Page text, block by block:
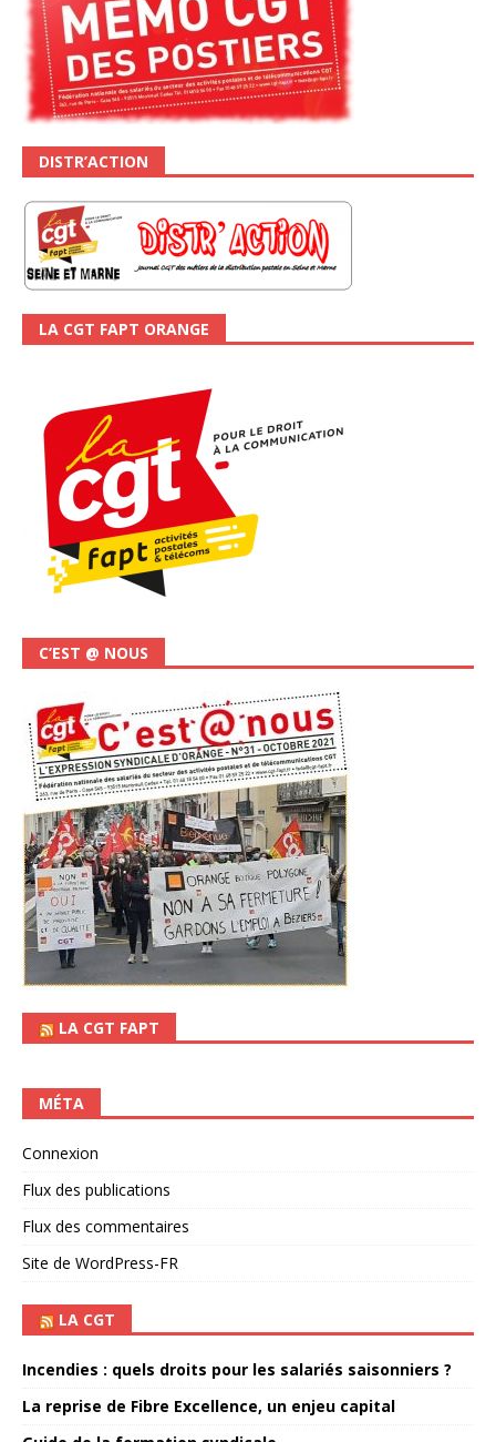
DISTR’ACTION
LA CGT FAPT ORANGE
C’EST @ NOUS
LA CGT FAPT
MÉTA
Connexion
Flux des publications
Flux des commentaires
Site de WordPress-FR
LA CGT
Incendies : quels droits pour les salariés saisonniers ?
La reprise de Fibre Excellence, un enjeu capital